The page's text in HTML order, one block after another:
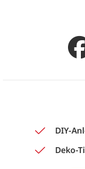
DIY-
Deko-